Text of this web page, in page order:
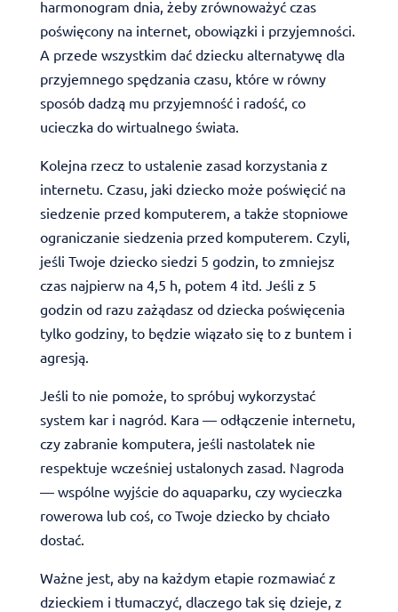
harmonogram dnia, żeby zrównoważyć czas
poświęcony na internet, obowiązki i przyjemności.
A przede wszystkim dać dziecku alternatywę dla
przyjemnego spędzania czasu, które w równy
sposób dadzą mu przyjemność i radość, co
ucieczka do wirtualnego świata.
Kolejna rzecz to ustalenie zasad korzystania z
internetu. Czasu, jaki dziecko może poświęcić na
siedzenie przed komputerem, a także stopniowe
ograniczanie siedzenia przed komputerem. Czyli,
jeśli Twoje dziecko siedzi 5 godzin, to zmniejsz
czas najpierw na 4,5 h, potem 4 itd. Jeśli z 5
godzin od razu zażądasz od dziecka poświęcenia
tylko godziny, to będzie wiązało się to z buntem i
agresją.
Jeśli to nie pomoże, to spróbuj wykorzystać
system kar i nagród. Kara — odłączenie internetu,
czy zabranie komputera, jeśli nastolatek nie
respektuje wcześniej ustalonych zasad. Nagroda
— wspólne wyjście do aquaparku, czy wycieczka
rowerowa lub coś, co Twoje dziecko by chciało
dostać.
Ważne jest, aby na każdym etapie rozmawiać z
dzieckiem i tłumaczyć, dlaczego tak się dzieje, z